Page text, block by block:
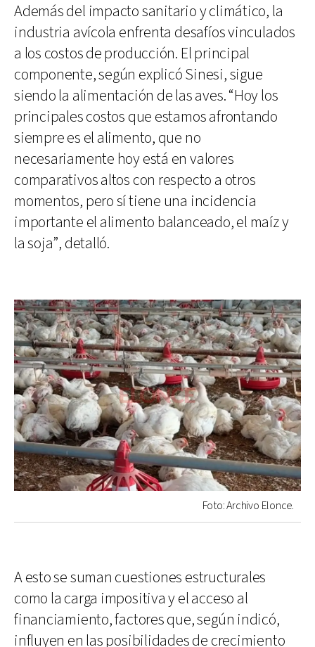
Además del impacto sanitario y climático, la
industria avícola enfrenta desafíos vinculados
a los costos de producción. El principal
componente, según explicó Sinesi, sigue
siendo la alimentación de las aves. “Hoy los
principales costos que estamos afrontando
siempre es el alimento, que no
necesariamente hoy está en valores
comparativos altos con respecto a otros
momentos, pero sí tiene una incidencia
importante el alimento balanceado, el maíz y
la soja”, detalló.
Foto: Archivo Elonce.
A esto se suman cuestiones estructurales
como la carga impositiva y el acceso al
financiamiento, factores que, según indicó,
influyen en las posibilidades de crecimiento